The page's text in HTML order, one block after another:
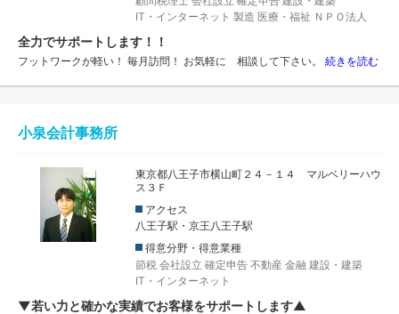
IT・インターネット 製造 医療・福祉 ＮＰＯ法人
全力でサポートします！！
フットワークが軽い！ 毎月訪問！ お気軽に 相談して下さい。 続きを読む
小泉会計事務所
東京都八王子市横山町２４－１４ マルベリーハウ
ス３Ｆ
アクセス
八王子駅・京王八王子駅
得意分野・得意業種
節税 会社設立 確定申告 不動産 金融 建設・建築
IT・インターネット
▼若い力と確かな実績でお客様をサポートします▲